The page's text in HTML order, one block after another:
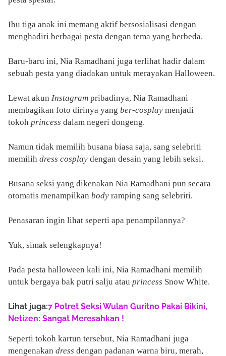
Ibu tiga anak ini memang aktif bersosialisasi dengan
menghadiri berbagai pesta dengan tema yang berbeda.
Baru-baru ini, Nia Ramadhani juga terlihat hadir dalam
sebuah pesta yang diadakan untuk merayakan Halloween.
Lewat akun Instagram pribadinya, Nia Ramadhani
membagikan foto dirinya yang ber-cosplay menjadi
tokoh princess dalam negeri dongeng.
Namun tidak memilih busana biasa saja, sang selebriti
memilih dress cosplay dengan desain yang lebih seksi.
Busana seksi yang dikenakan Nia Ramadhani pun secara
otomatis menampilkan body ramping sang selebriti.
Penasaran ingin lihat seperti apa penampilannya?
Yuk, simak selengkapnya!
Pada pesta halloween kali ini, Nia Ramadhani memilih
untuk bergaya bak putri salju atau princess Snow White.
Lihat juga:7 Potret Seksi Wulan Guritno Pakai Bikini,
Netizen: Sangat Meresahkan !
Seperti tokoh kartun tersebut, Nia Ramadhani juga
mengenakan dress dengan padanan warna biru, merah,